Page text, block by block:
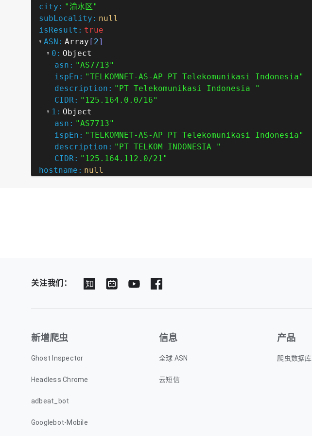
city: "渝水区"
subLocality: null
isResult: true
ASN: Array [ 2]
0: Object
asn: "AS7713"
ispEn: "TELKOMNET-AS-AP PT Telekomunikasi Indonesia"
description: "PT Telekomunikasi Indonesia "
CIDR: "125.164.0.0/16"
1: Object
asn: "AS7713"
ispEn: "TELKOMNET-AS-AP PT Telekomunikasi Indonesia"
description: "PT TELKOM INDONESIA "
CIDR: "125.164.112.0/21"
hostname: null
关注我们：
新增爬虫
Ghost Inspector
Headless Chrome
adbeat_bot
Googlebot-Mobile
信息
全球 ASN
云短信
产品
爬虫数据库